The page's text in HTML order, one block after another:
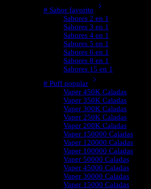
# Sabor favorito
Sabores 2 en 1
Sabores 3 en 1
Sabores 4 en 1
Sabores 5 en 1
Sabores 6 en 1
Sabores 8 en 1
Sabores 15 en 1
# Puff popular
Vaper 450K Caladas
Vaper 350K Caladas
Vaper 300K Caladas
Vaper 250K Caladas
Vaper 200K Caladas
Vaper 150000 Caladas
Vaper 120000 Caladas
Vaper 100000 Caladas
Vaper 50000 Caladas
Vaper 45000 Caladas
Vaper 30000 Caladas
Vaper 15000 Caladas